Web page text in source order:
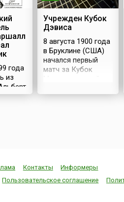
года
из
Учрежден Кубок
Дэвиса
8 августа 1900 года
в Бруклине (США)
начался первый
матч за Кубок
тенниса. В награду
студентом
Гарвардского
университета
Контакты
Информеры
Пользовательское соглашение